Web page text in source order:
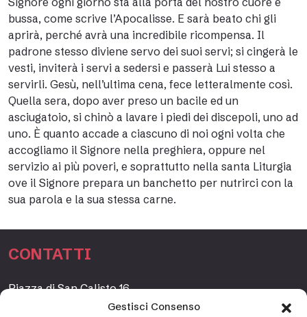
Gestisci Consenso
bussa, come scrive l’Apocalisse. E sarà beato chi gli
aprirà, perché avrà una incredibile ricompensa. Il
padrone stesso diviene servo dei suoi servi; si cingerà le
vesti, inviterà i servi a sedersi e passerà Lui stesso a
servirli. Gesù, nell’ultima cena, fece letteralmente così.
Quella sera, dopo aver preso un bacile ed un
asciugatoio, si chinò a lavare i piedi dei discepoli, uno ad
uno. È quanto accade a ciascuno di noi ogni volta che
accogliamo il Signore nella preghiera, oppure nel
servizio ai più poveri, e soprattutto nella santa Liturgia
ove il Signore prepara un banchetto per nutrirci con la
sua parola e la sua stessa carne.
CONTATTI
Piazza di San Calisto 16,